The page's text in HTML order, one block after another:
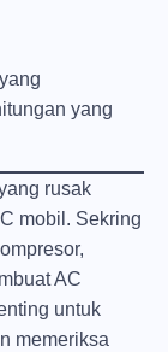
yang
rusak
mobil. Sekring
AC
untuk
memeriksa